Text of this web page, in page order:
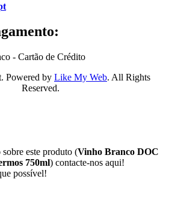
- Cartão de Crédito
Powered by Like My Web. All Rights
Reserved.
este produto (Vinho Branco DOC
750ml) contacte-nos aqui!
possível!